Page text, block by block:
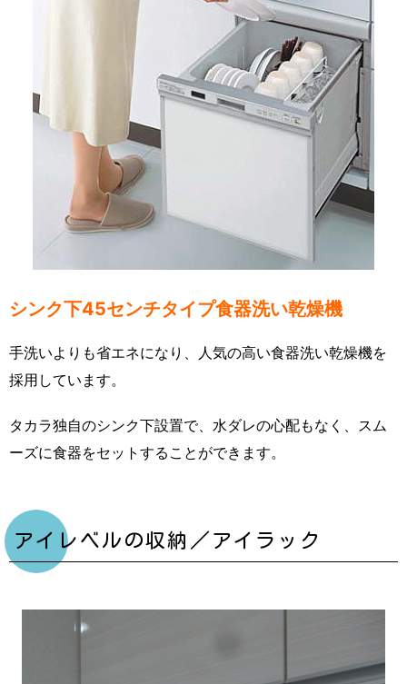
シンク下45センチタイプ食器洗い乾燥機
手洗いよりも省エネになり、人気の高い食器洗い乾燥機を
採用しています。
タカラ独自のシンク下設置で、水ダレの心配もなく、スム
ーズに食器をセットすることができます。
アイレベルの収納／アイラック